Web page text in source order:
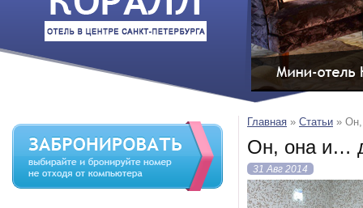
Главная » Статьи » Он,
Он, она и…
31 Авг 2014